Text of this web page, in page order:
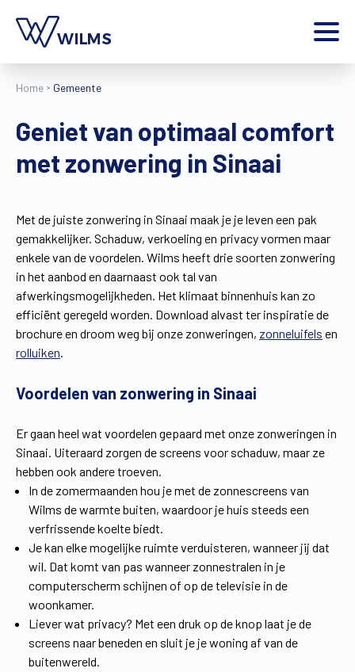
Home
Producten
Inspiratie
Contact
Extra
Jobs
Wilms World
NL
Home Gemeente
Geniet van optimaal comfort
met zonwering in Sinaai
Met de juiste zonwering in Sinaai maak je je leven een pak
gemakkelijker. Schaduw, verkoeling en privacy vormen maar
enkele van de voordelen. Wilms heeft drie soorten zonwering
in het aanbod en daarnaast ook tal van
afwerkingsmogelijkheden. Het klimaat binnenhuis kan zo
efficiënt geregeld worden. Download alvast ter inspiratie de
brochure en droom weg bij onze zonweringen, zonneluifels en
rolluiken.
Voordelen van zonwering in Sinaai
Er gaan heel wat voordelen gepaard met onze zonweringen in
Sinaai. Uiteraard zorgen de screens voor schaduw, maar ze
hebben ook andere troeven.
In de zomermaanden hou je met de zonnescreens van
Wilms de warmte buiten, waardoor je huis steeds een
verfrissende koelte biedt.
Je kan elke mogelijke ruimte verduisteren, wanneer jij dat
wil. Dat komt van pas wanneer zonnestralen in je
computerscherm schijnen of op de televisie in de
woonkamer.
Liever wat privacy? Met een druk op de knop laat je de
screens naar beneden en sluit je je woning af van de
buitenwereld.